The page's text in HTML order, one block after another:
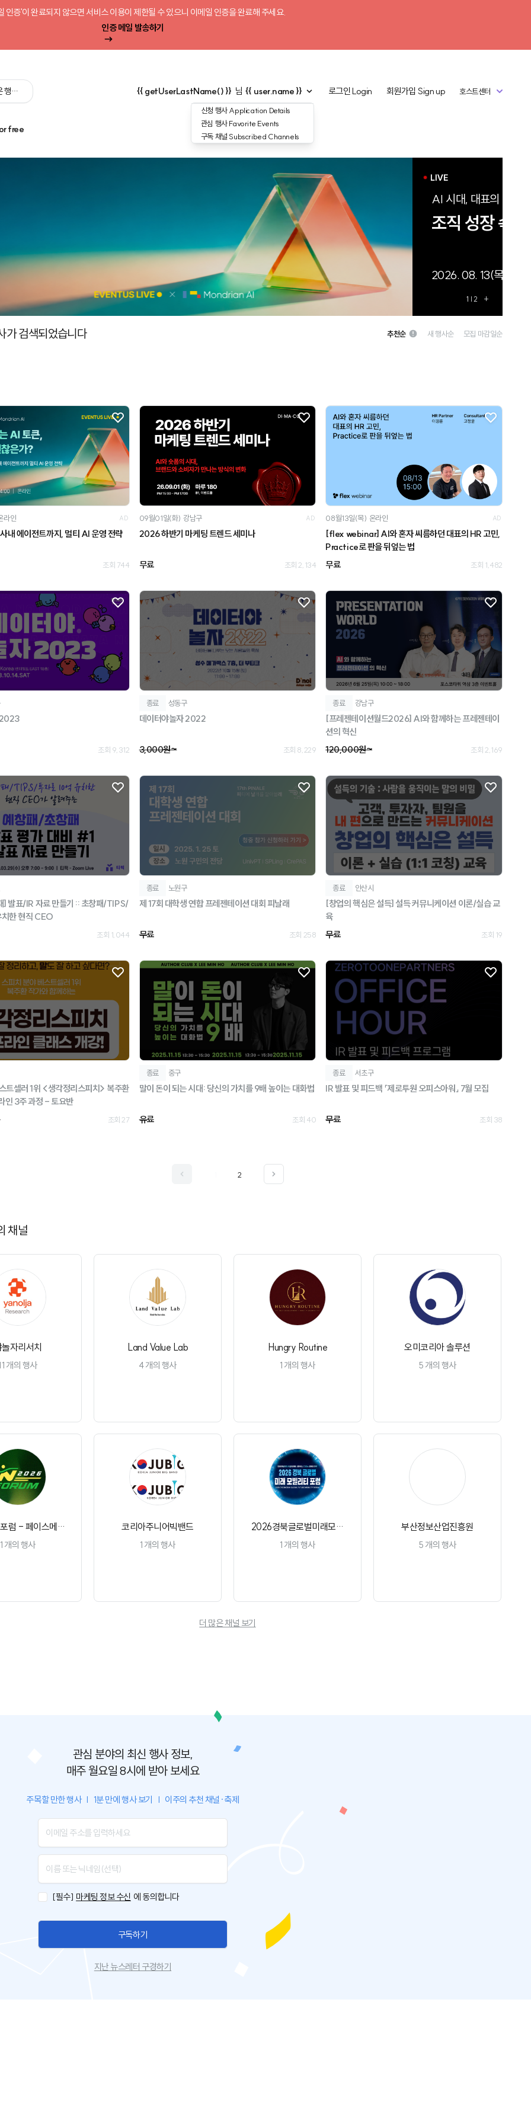
인증'이 완료되지 않으면 서비스 이용이 제한될 수 있으니 이메일 인증을 완료해 주세요.
인증 메일 발송하기
사를 검색해 보세요':query) }} {{ getUserLastName() }} 님 {{ user.name }}
신청 행사Application Details
관심 행사Favorite Events
구독 채널 Subscribed Channels
로그인Login 회원가입 Sign up 호스트센터
free
1 | 2 +
가 검색되었습니다 추천순 새 행사순 모집 마감일순
라인 AD
내 에이전트까지, 멀티 AI 운영 전략
조회 744
09월01일(화) 강남구 AD
2026 하반기 마케팅 트렌드 세미나
무료 조회 2,134
08월13일(목) 온라인 AD
[flex webinar] AI와 혼자 씨름하던 대표의 HR 고민,
Practice로 판을 뒤엎는 법
무료
조회 1,482
조회 9,312
종료 성동구
데이터야놀자 2022
3,000원~ 조회 8,229
종료 강남구
[프레젠테이션월드2026] AI와 함께하는 프레젠테이
션의 혁신
120,000원~
조회 2,169
] 발표/IR 자료 만들기 :: 초창패/TIPS/
한 현직 CEO
조회 1,044
종료 노원구
제 17회 대학생 연합 프레젠테이션 대회 피날래
무료 조회 258
종료 안산시
[창업의 핵심은 설득] 설득 커뮤니케이션 이론/실습 교
육
무료
조회 19
트셀러 1위 <생각정리스피치> 복주환
인 3주 과정 - 토요반
조회 27
종료 중구
말이 돈이 되는 시대: 당신의 가치를 9배 높이는 대화법
유료 조회 40
종료 서초구
IR 발표 및 피드백 「제로투원 오피스아워」 7월 모집
무료 조회 38
2
채널
자리서치
개의 행사
Land Value Lab
4개의 행사
Hungry Routine
1 개의 행사
오미코리아 솔루션
5 개의 행사
럼 - 페이스메이
커
1 개의 행사
코리아주니어빅밴드
1 개의 행사
2026경북글로벌미래모빌
리티포럼
1 개의 행사
부산정보산업진흥원
5 개의 행사
더 많은 채널 보기
관심 분야의 최신 행사 정보,
매주 월요일 8시에 받아 보세요
주목할 만한 행사 | 1분 만에 행사 보기 | 이주의 추천 채널·축제
[필수] 마케팅 정보 수신 에 동의합니다
구독하기
지난 뉴스레터 구경하기